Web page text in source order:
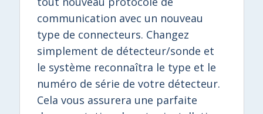
communication avec un nouveau
type de connecteurs. Changez
simplement de détecteur/sonde et
le système reconnaîtra le type et le
numéro de série de votre détecteur.
Cela vous assurera une parfaite